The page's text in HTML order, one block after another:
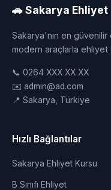
🚗 Sakarya Ehliyet
Sakarya'nın en
modern araçlarla ehliyet
📞 0264 XXX XX XX
✉️ admin@ad.com
📍 Sakarya, Türkiye
Hızlı Bağlantılar
Sakarya Ehliyet Kursu
B Sınıfı Ehliyet